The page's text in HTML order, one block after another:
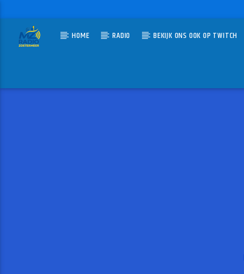
HOME RADIO BEKIJK ONS OOK OP TWITCH